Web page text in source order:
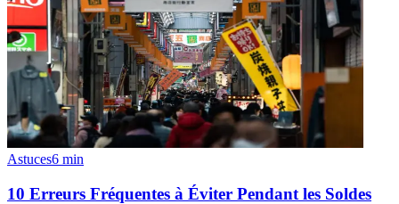
Astuces6 min
10 Erreurs Fréquentes à Éviter Pendant les Soldes